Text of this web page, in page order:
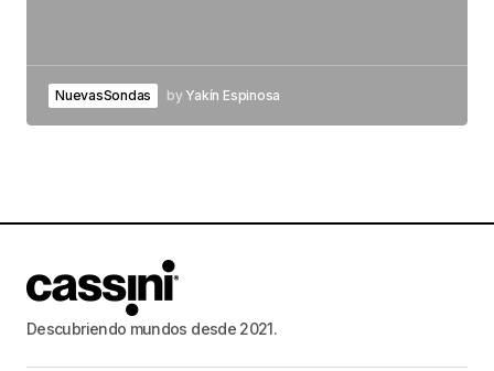
NuevasSondas by Yakín Espinosa
Descubriendo mundos desde 2021.